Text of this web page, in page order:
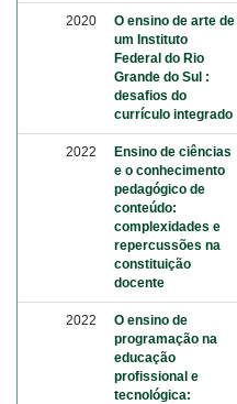
2020
O ensino de arte de
um Instituto
Federal do Rio
Grande do Sul :
desafios do
currículo integrado
2022
Ensino de ciências
e o conhecimento
pedagógico de
conteúdo:
complexidades e
repercussões na
constituição
docente
2022
O ensino de
programação na
educação
profissional e
tecnológica: